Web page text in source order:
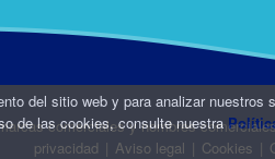
comerciales y nombres
privacidad | Aviso legal | Cookies |
del sitio web y para analizar
de las cookies, consulte nuestra